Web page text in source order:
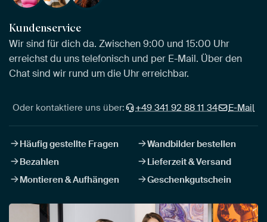
Kundenservice
Wir sind für dich da. Zwischen 9:00 und 15:00 Uhr
erreichst du uns telefonisch und per E-Mail. Über den
Chat sind wir rund um die Uhr erreichbar.
Oder kontaktiere uns über: +49 341 92 88 11 34 E-Mail
Häufig gestellte Fragen
Wandbilder bestellen
Bezahlen
Lieferzeit & Versand
Montieren & Aufhängen
Geschenkgutschein